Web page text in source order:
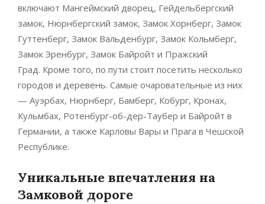
включают Мангеймский дворец, Гейдельбергский
замок, Нюрнбергский замок, Замок Хорнберг, Замок
Гуттенберг, Замок Вальденбург, Замок Кольмберг,
Замок Эренбург, Замок Байройт и Пражский
Град. Кроме того, по пути стоит посетить несколько
городов и деревень. Самые очаровательные из них
— Ауэрбах, Нюрнберг, Бамберг, Кобург, Кронах,
Кульмбах, Ротенбург-об-дер-Таубер и Байройт в
Германии, а также Карловы Вары и Прага в Чешской
Республике.
Уникальные впечатления на
Замковой дороге